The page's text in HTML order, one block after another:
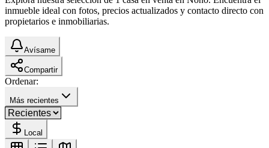
inmueble ideal con fotos, precios actualizados y contacto directo con
propietarios e inmobiliarias.
Avísame
Compartir
Ordenar:
Más recientes
Local